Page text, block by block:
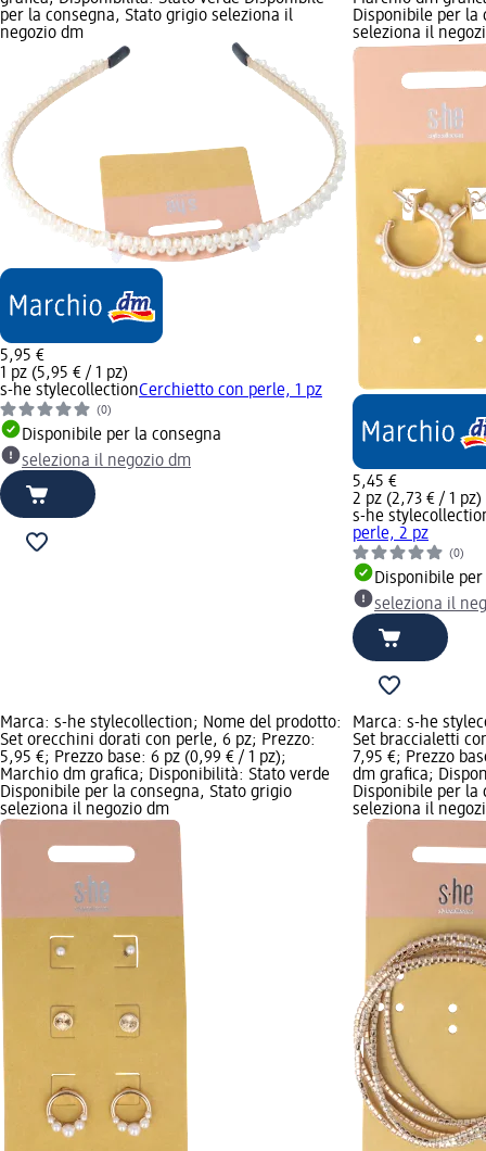
per la consegna, Stato grigio seleziona il
negozio dm
5,95 €
1 pz (5,95 € / 1 pz)
s-he stylecollectionCerchietto con perle, 1 pz
(0)
Disponibile per la consegna
seleziona il negozio dm
Disponibile per la
seleziona il
5,45 €
2 pz (2,73 € / 1 pz)
s-he
perle, 2 pz
(0)
Disponibile
seleziona il
Marca: s-he stylecollection; Nome del prodotto:
Set orecchini dorati con perle, 6 pz; Prezzo:
5,95 €; Prezzo base: 6 pz (0,99 € / 1 pz);
Marchio dm grafica; Disponibilità: Stato verde
Disponibile per la consegna, Stato grigio
seleziona il negozio dm
Marca: s-he
Set braccialetti
7,95 €; Prezzo
dm grafica;
Disponibile per la
seleziona il